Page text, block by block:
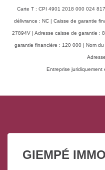
Carte T : CPI 4901 2018 000 024
délivrance : NC | Caisse de garantie
27894V | Adresse caisse de garantie :
garantie financière : 120 000 | Nom
Entreprise
GIEMPÉ